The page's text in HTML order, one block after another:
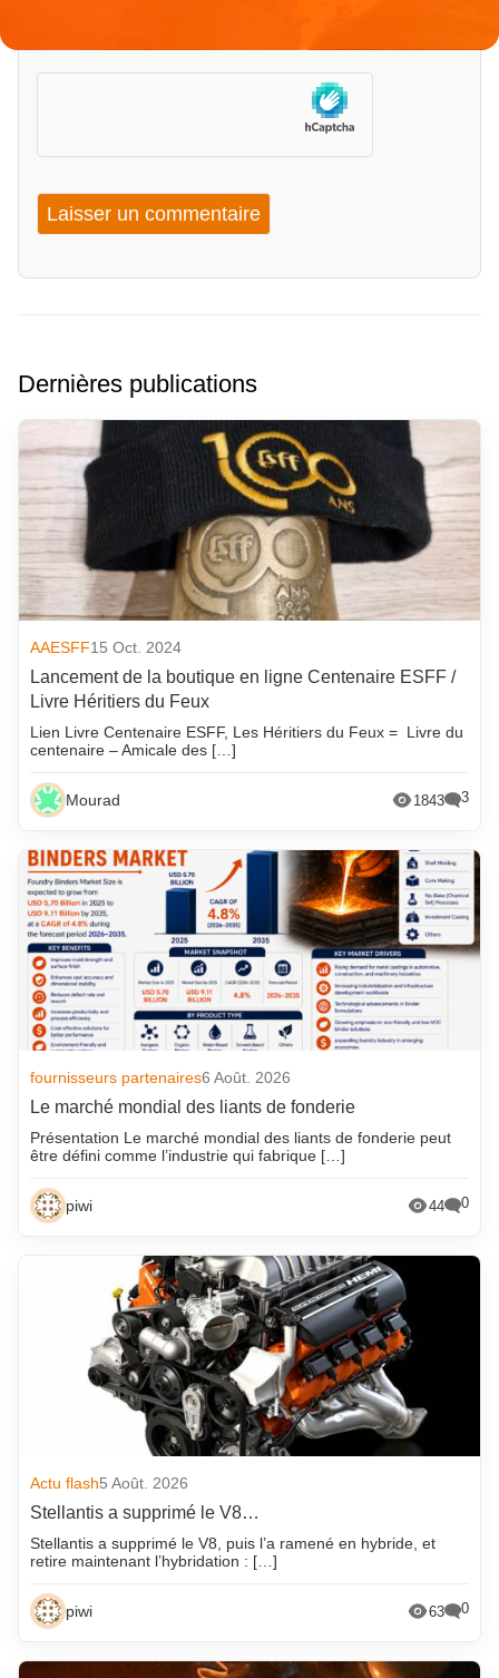
Dernières publications
AAESFF15 Oct. 2024
Lancement de la boutique en ligne Centenaire ESFF /
Livre Héritiers du Feux
Lien Livre Centenaire ESFF, Les Héritiers du Feux = Livre du
centenaire – Amicale des […]
Mourad 1843 3
fournisseurs partenaires6 Août. 2026
Le marché mondial des liants de fonderie
Présentation Le marché mondial des liants de fonderie peut
être défini comme l’industrie qui fabrique […]
piwi 44 0
Actu flash5 Août. 2026
Stellantis a supprimé le V8…
Stellantis a supprimé le V8, puis l’a ramené en hybride, et
retire maintenant l’hybridation : […]
piwi 63 0